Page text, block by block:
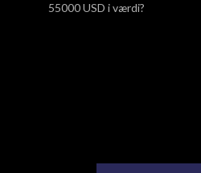
55000 USD i værdi?